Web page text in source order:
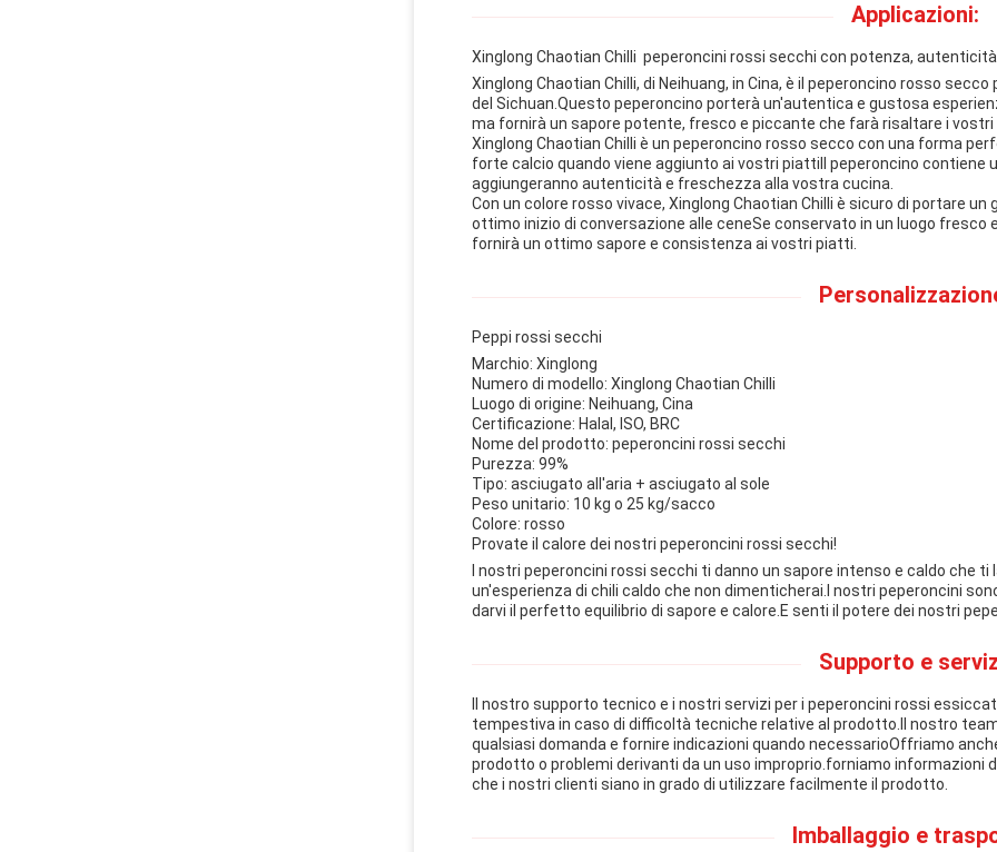
Applicazioni:
Xinglong Chaotian Chilli ️ peperoncini rossi secchi con potenza,
Xinglong Chaotian Chilli, di Neihuang, in Cina, è il peperoncino rosso
del Sichuan.Questo peperoncino porterà un'autentica e gustosa
ma fornirà un sapore potente, fresco e piccante che farà risaltare i
Xinglong Chaotian Chilli è un peperoncino rosso secco con una forma
forte calcio quando viene aggiunto ai vostri piattiIl peperoncino contiene
aggiungeranno autenticità e freschezza alla vostra cucina.
Con un colore rosso vivace, Xinglong Chaotian Chilli è sicuro di portare
ottimo inizio di conversazione alle ceneSe conservato in un luogo fresco
fornirà un ottimo sapore e consistenza ai vostri piatti.
Peppi rossi secchi
Marchio: Xinglong
Numero di modello: Xinglong Chaotian Chilli
Luogo di origine: Neihuang, Cina
Certificazione: Halal, ISO, BRC
Nome del prodotto: peperoncini rossi secchi
Purezza: 99%
Tipo: asciugato all'aria + asciugato al sole
Peso unitario: 10 kg o 25 kg/sacco
Colore: rosso
Provate il calore dei nostri peperoncini rossi secchi!
I nostri peperoncini rossi secchi ti danno un sapore intenso e caldo che
un'esperienza di chili caldo che non dimenticherai.I nostri peperoncini
darvi il perfetto equilibrio di sapore e calore.E senti il potere dei nostri
Supporto e
Il nostro supporto tecnico e i nostri servizi per i peperoncini rossi
tempestiva in caso di difficoltà tecniche relative al prodotto.Il nostro
qualsiasi domanda e fornire indicazioni quando necessarioOffriamo
prodotto o problemi derivanti da un uso improprio.forniamo
che i nostri clienti siano in grado di utilizzare facilmente il prodotto.
Imballaggio e